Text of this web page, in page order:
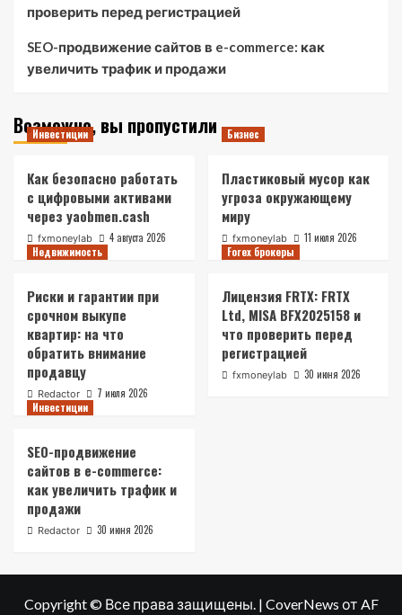
проверить перед регистрацией
SEO-продвижение сайтов в e-commerce: как
увеличить трафик и продажи
Возможно, вы пропустили
Инвестиции
Как безопасно работать
с цифровыми активами
через yaobmen.cash
fxmoneylab 4 августа 2026
Бизнес
Пластиковый мусор как
угроза окружающему
миру
fxmoneylab
11 июля 2026
Недвижимость
Риски и гарантии при
срочном выкупе
квартир: на что
обратить внимание
продавцу
Redactor 7 июля 2026
Forex брокеры
Лицензия FRTX: FRTX
Ltd, MISA BFX2025158 и
что проверить перед
регистрацией
fxmoneylab 30 июня 2026
Инвестиции
SEO-продвижение
сайтов в e-commerce:
как увеличить трафик и
продажи
Redactor 30 июня 2026
Copyright © Все права защищены. | CoverNews от AF